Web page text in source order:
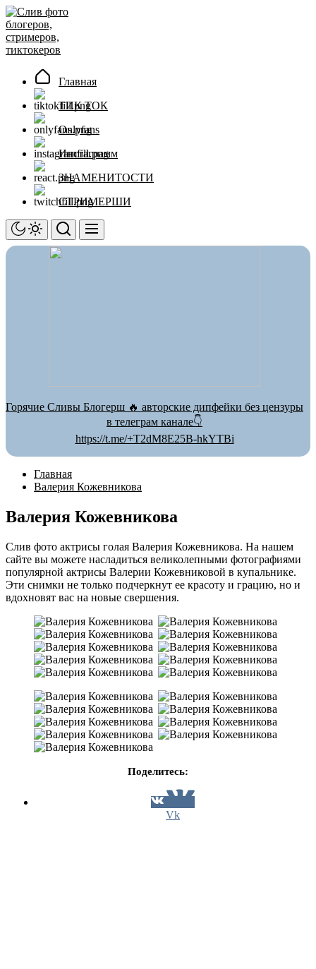
Перейти
к
содержимому
Главная
ТИК ТОК
Onlyfans
Инстаграмм
ЗНАМЕНИТОСТИ
СТРИМЕРШИ
Горячие Сливы Блогерш 🔥 авторские дипфейки без цензуры
в телеграм канале👇
https://t.me/+T2dM8E25B-hkYTBi
Главная
Валерия Кожевникова
Валерия Кожевникова
Слив фото актрисы голая Валерия Кожевникова. На нашем
сайте вы можете насладиться великолепными фотографиями
популярной актрисы Валерии Кожевниковой в купальнике.
Эти снимки не только подчеркнут ее красоту и грацию, но и
вдохновят вас на новые свершения.
Поделитесь:
Vk